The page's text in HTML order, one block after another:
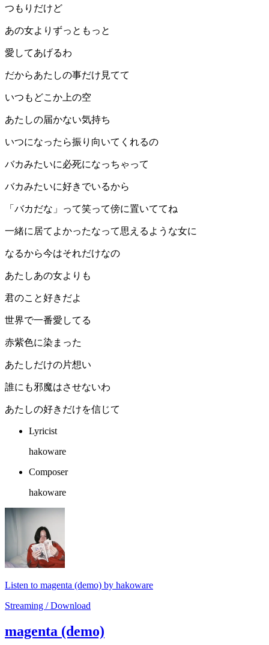
つもりだけど
あの女よりずっともっと
愛してあげるわ
だからあたしの事だけ見てて
いつもどこか上の空
あたしの届かない気持ち
いつになったら振り向いてくれるの
バカみたいに必死になっちゃって
バカみたいに好きでいるから
「バカだな」って笑って傍に置いててね
一緒に居てよかったなって思えるような女に
なるから今はそれだけなの
あたしあの女よりも
君のこと好きだよ
世界で一番愛してる
赤紫色に染まった
あたしだけの片想い
誰にも邪魔はさせないわ
あたしの好きだけを信じて
Lyricist
hakoware
Composer
hakoware
Listen to magenta (demo) by hakoware
Streaming / Download
magenta (demo)